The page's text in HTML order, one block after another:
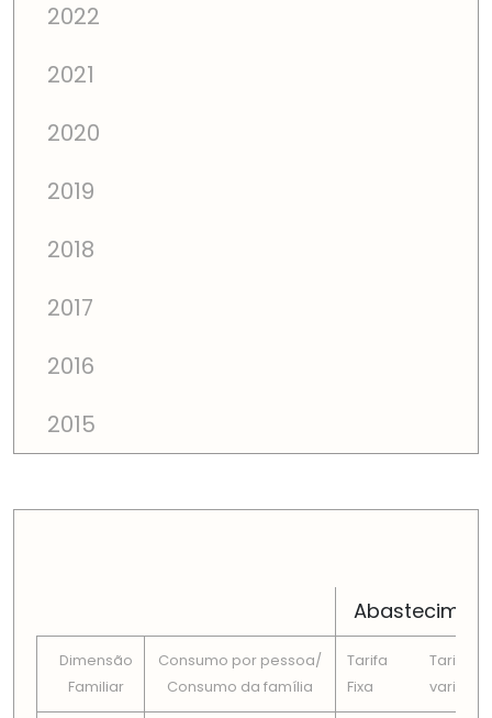
2022
2021
2020
2019
2018
2017
2016
2015
Dimensão
Familiar
Consumo por pessoa/
Consumo da famí­lia
Tarifa
Fixa
Tarifa
variável